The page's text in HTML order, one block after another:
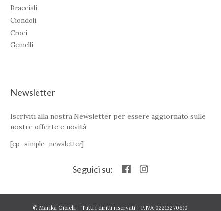
Bracciali
Ciondoli
Croci
Gemelli
Newsletter
Iscriviti alla nostra Newsletter per essere aggiornato sulle
nostre offerte e novità
[cp_simple_newsletter]
Seguici su:
© Marika Gioielli - Tutti i diritti riservati - P.IVA 02213270610